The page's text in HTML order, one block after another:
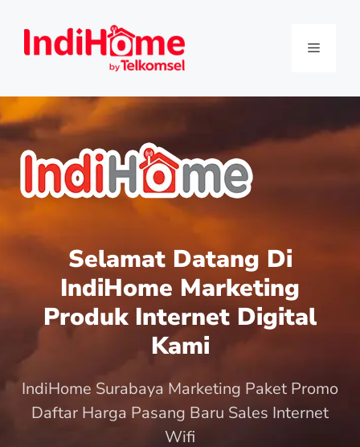
Selamat Datang Di
IndiHome Marketing
Produk Internet Digital
Kami
IndiHome Surabaya Marketing Paket Promo
Daftar Harga Pasang Baru Sales Internet
Wifi